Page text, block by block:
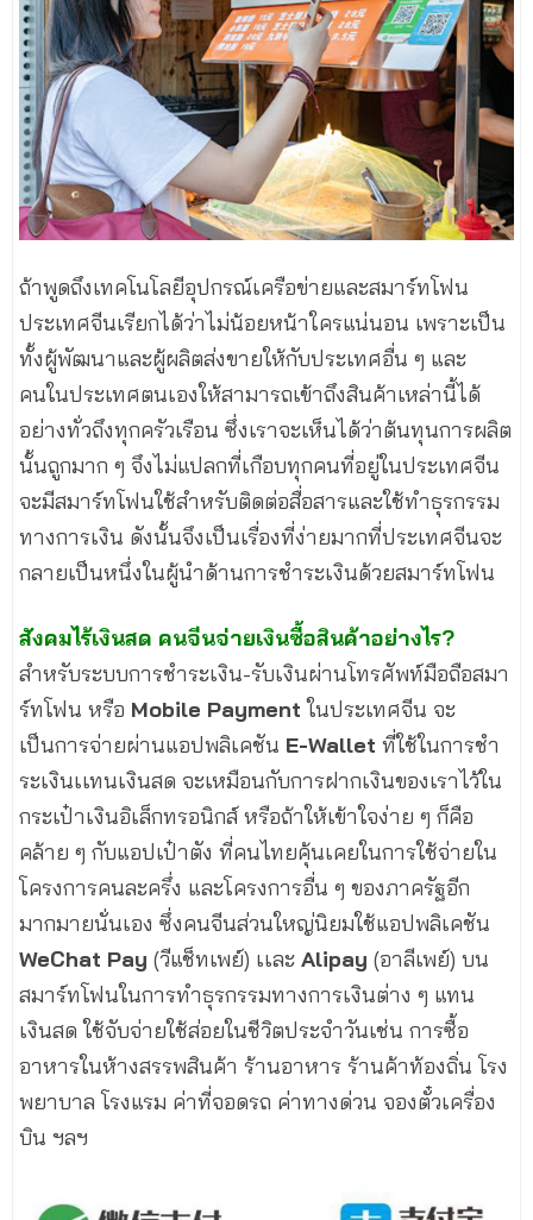
ถ้าพูดถึงเทคโนโลยีอุปกรณ์เครือข่ายและสมาร์ทโฟน
ประเทศจีนเรียกได้ว่าไม่น้อยหน้าใครแน่นอน เพราะเป็น
ทั้งผู้พัฒนาและผู้ผลิตส่งขายให้กับประเทศอื่น ๆ และ
คนในประเทศตนเองให้สามารถเข้าถึงสินค้าเหล่านี้ได้
อย่างทั่วถึงทุกครัวเรือน ซึ่งเราจะเห็นได้ว่าต้นทุนการผลิต
นั้นถูกมาก ๆ จึงไม่แปลกที่เกือบทุกคนที่อยู่ในประเทศจีน
จะมีสมาร์ทโฟนใช้สำหรับติดต่อสื่อสารและใช้ทำธุรกรรม
ทางการเงิน ดังนั้นจึงเป็นเรื่องที่ง่ายมากที่ประเทศจีนจะ
กลายเป็นหนึ่งในผู้นำด้านการชำระเงินด้วยสมาร์ทโฟน
สังคมไร้เงินสด คนจีนจ่ายเงินซื้อสินค้าอย่างไร?
สำหรับระบบการชำระเงิน-รับเงินผ่านโทรศัพท์มือถือสมา
ร์ทโฟน หรือ Mobile Payment ในประเทศจีน จะ
เป็นการจ่ายผ่านแอปพลิเคชัน E-Wallet ที่ใช้ในการชำ
ระเงินเเทนเงินสด จะเหมือนกับการฝากเงินของเราไว้ใน
กระเป๋าเงินอิเล็กทรอนิกส์ หรือถ้าให้เข้าใจง่าย ๆ ก็คือ
คล้าย ๆ กับแอปเป๋าตัง ที่คนไทยคุ้นเคยในการใช้จ่ายใน
โครงการคนละครึ่ง และโครงการอื่น ๆ ของภาครัฐอีก
มากมายนั่นเอง ซึ่งคนจีนส่วนใหญ่นิยมใช้แอปพลิเคชัน
WeChat Pay (วีแช็ทเพย์) เเละ Alipay (อาลีเพย์) บน
สมาร์ทโฟนในการทำธุรกรรมทางการเงินต่าง ๆ แทน
เงินสด ใช้จับจ่ายใช้ส่อยในชีวิตประจำวันเช่น การซื้อ
อาหารในห้างสรรพสินค้า ร้านอาหาร ร้านค้าท้องถิ่น โรง
พยาบาล โรงแรม ค่าที่จอดรถ ค่าทางด่วน จองตั๋วเครื่อง
บิน ฯลฯ